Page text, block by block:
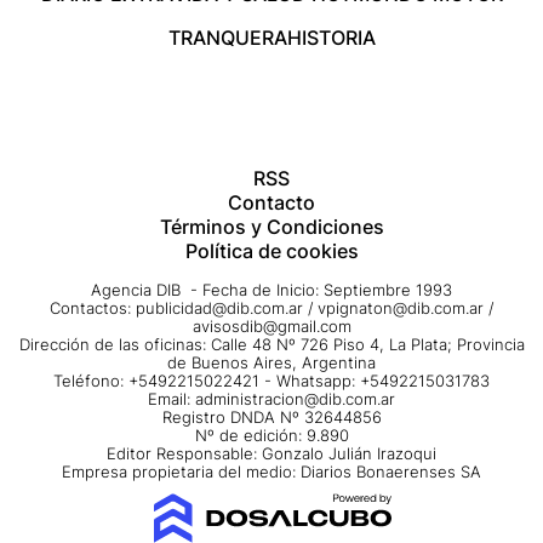
TRANQUERAHISTORIA
RSS
Contacto
Términos y Condiciones
Política de cookies
Agencia DIB - Fecha de Inicio: Septiembre 1993
Contactos: publicidad@dib.com.ar / vpignaton@dib.com.ar /
avisosdib@gmail.com
Dirección de las oficinas: Calle 48 Nº 726 Piso 4, La Plata; Provincia
de Buenos Aires, Argentina
Teléfono: +5492215022421 - Whatsapp: +5492215031783
Email: administracion@dib.com.ar
Registro DNDA Nº 32644856
Nº de edición: 9.890
Editor Responsable: Gonzalo Julián Irazoqui
Empresa propietaria del medio: Diarios Bonaerenses SA